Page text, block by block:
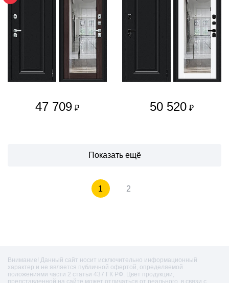
47 709 ₽ 50 520 ₽
Показать ещё
1 2
Внимание! Данный сайт носит исключительно информационный
характер и не является публичной офертой, определяемой
положениями части 2 статьи 437 ГК РФ. Цвет продукции,
представленной на сайте может отличаться от реального, в связи с